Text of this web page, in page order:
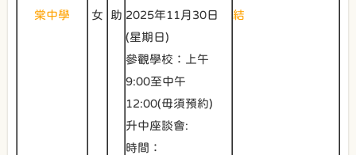
棠中學
女
助 2025年11月30日
(星期日)
參觀學校：上午
9:00至中午
12:00(毋須預約)
升中座談會:
時間：
結